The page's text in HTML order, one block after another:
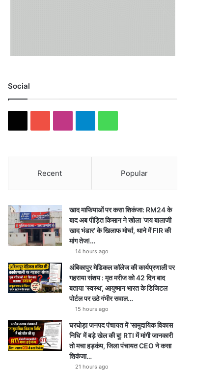
Social
Recent Popular
खाद माफियाओं पर कसा शिकंजा: RM24 के
बाद अब पीड़ित किसान ने खोला ‘जय बालाजी
खाद भंडार’ के खिलाफ मोर्चा, थाने में FIR की
मांग तेज!…
14 hours ago
अंबिकापुर मेडिकल कॉलेज की कार्यप्रणाली पर
गहराया संशय : मृत मरीज को 42 दिन बाद
बताया ‘स्वस्थ’, आयुष्मान भारत के डिजिटल
पोर्टल पर उठे गंभीर सवाल…
15 hours ago
घरघोड़ा जनपद पंचायत में ‘सामुदायिक विकास
निधि’ में बड़े खेल की बू! RTI में मांगी जानकारी
तो मचा हड़कंप, जिला पंचायत CEO ने कसा
शिकंजा…
21 hours ago